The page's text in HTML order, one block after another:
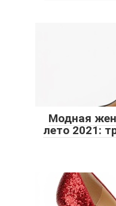
Модная
лето 2021: